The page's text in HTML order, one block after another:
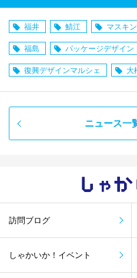
福井 鯖江 マスキ
福島 パッケージデザイン
復興デザインマルシェ 大
ニュース一
しゃか
訪問ブログ
しゃかいか！イベント